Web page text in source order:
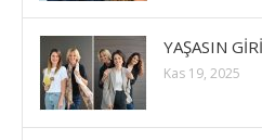
YAŞASIN
Kas 19, 2025